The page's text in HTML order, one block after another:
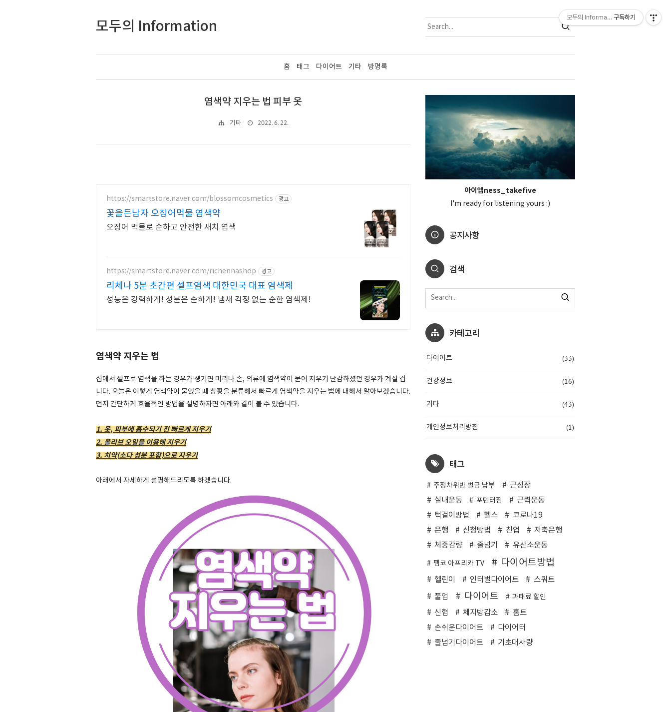
모두의 Information
홈 태그 다이어트 기타 방명록
염색약 지우는 법 피부 옷
기타 2022. 6. 22.
https://smartstore.naver.com/blossomcosmetics 광고
꽃을든남자 오징어먹물 염색약
오징어 먹물로 순하고 안전한 새치 염색
https://smartstore.naver.com/richennashop 광고
리체나 5분 초간편 셀프염색 대한민국 대표 염색제
성능은 강력하게! 성분은 순하게! 냄새 걱정 없는 순한 염색제!
염색약 지우는 법
집에서 셀프로 염색을 하는 경우가 생기면 머리나 손, 의류에 염색약이 묻어 지우기 난감하셨던 경우가 계실 겁
니다. 오늘은 이렇게 염색약이 묻었을 때 상황을 분류해서 빠르게 염색약을 지우는 법에 대해서 알아보겠습니다.
먼저 간단하게 효율적인 방법을 설명하자면 아래와 같이 볼 수 있습니다.
1. 옷, 피부에 흡수되기 전 빠르게 지우기
2. 올리브 오일을 이용해 지우기
3. 치약(소다 성분 포함)으로 지우기
아래에서 자세하게 설명해드리도록 하겠습니다.
아이엠ness_takefive
I'm ready for listening yours :)
공지사항
검색
카테고리
다이어트 (33)
건강정보 (16)
기타 (43)
개인정보처리방침 (1)
태그
주정차위반 벌금 납부
근성장
실내운동
포텐터짐
근력운동
턱걸이방법
헬스
코로나19
은행
신청방법 친업
저축은행
체중감량
줄넘기 유산소운동
펨코 아프리카 TV 다이어트방법
헬린이 인터벌다이어트
스쿼트
풀업
다이어트 과태료 할인
신협 체지방감소
홈트
손쉬운다이어트
다이어터
줄넘기다이어트
기초대사량
모두의 Information구독하기